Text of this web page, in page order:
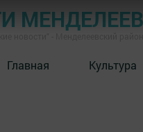
Главная Культура